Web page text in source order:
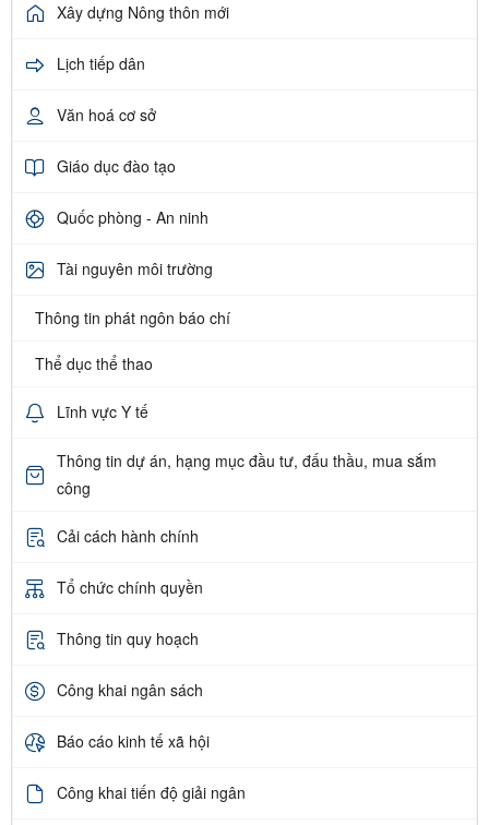
Xây dựng Nông thôn mới
Lịch tiếp dân
Văn hoá cơ sở
Giáo dục đào tạo
Quốc phòng - An ninh
Tài nguyên môi trường
Thông tin phát ngôn báo chí
Thể dục thể thao
Lĩnh vực Y tế
Thông tin dự án, hạng mục đầu tư, đấu thầu, mua sắm
công
Cải cách hành chính
Tổ chức chính quyền
Thông tin quy hoạch
Công khai ngân sách
Báo cáo kinh tế xã hội
Công khai tiến độ giải ngân